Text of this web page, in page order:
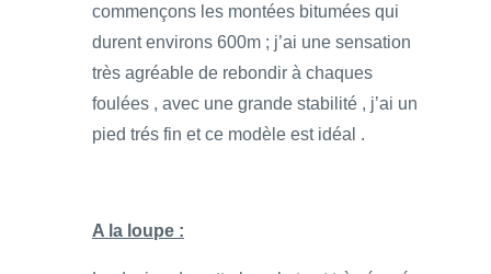
commençons les montées bitumées qui
durent environs 600m ; j’ai une sensation
très agréable de rebondir à chaques
foulées , avec une grande stabilité , j’ai un
pied trés fin et ce modèle est idéal .
A la loupe :